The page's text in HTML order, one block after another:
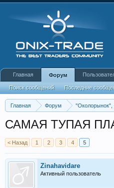
Главная Форум
САМАЯ ТУПАЯ
< Назад 1 2 3 4 5
Zinahavidare
Активный пользователь
Главная Форум
Поиск сообщений Последние